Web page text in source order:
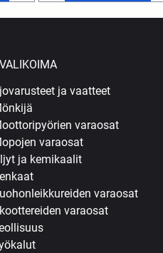
ja vaatteet
varaosat
varaosat
ja kemikaalit
varaosat
varaosat